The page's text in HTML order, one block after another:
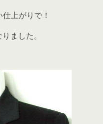
上がりで！
ました。